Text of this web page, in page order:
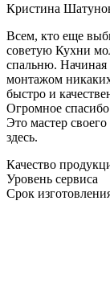
Кристина
Всем, кто еще
советую Кухни
спальню. Начиная
монтажом
быстро и
Огромное
Это мастер
здесь.
Качество
Уровень сервиса
Срок